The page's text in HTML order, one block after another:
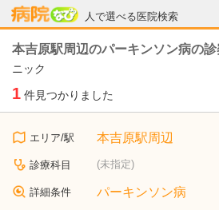
人で選べる医院検索
病院なび
本吉原駅周辺のパーキンソン病の
ニック
1 件見つかりました
エリア/駅 本吉原駅周辺
診療科目 (未指定)
詳細条件 パーキンソン病